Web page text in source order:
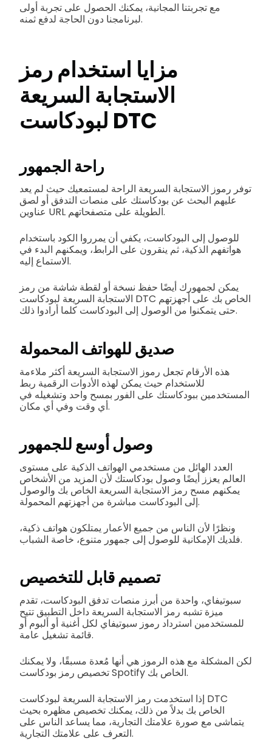
مع تجربتنا المجانية، يمكنك الحصول على تجربة أولى
لبرنامجنا دون الحاجة لدفع ثمنه.
مزايا استخدام رمز
الاستجابة السريعة
لبودكاست DTC
راحة الجمهور
توفر رموز الاستجابة السريعة الراحة لمستمعيك حيث لم يعد
عليهم البحث عن بودكاستك على منصات التدفق أو لصق
عناوين URL الطويلة على متصفحاتهم.
للوصول إلى البودكاست، يكفي أن يمرروا الكود باستخدام
هواتفهم الذكية، ثم ينقرون على الرابط، ويمكنهم البدء في
الاستماع إليه.
يمكن لجمهورك أيضًا حفظ نسخة أو لقطة شاشة من رمز
الاستجابة السريعة لبودكاست DTC الخاص بك على أجهزتهم
حتى يتمكنوا من الوصول إلى البودكاست كلما أرادوا ذلك.
صديق للهواتف المحمولة
هذه الأرقام تجعل رموز الاستجابة السريعة أكثر ملاءمة
للاستخدام حيث يمكن لهذه الأدوات الرقمية ربط
المستخدمين ببودكاستك على الفور بمسح واحد وتشغيله في
أي وقت وفي أي مكان.
وصول أوسع للجمهور
العدد الهائل من مستخدمي الهواتف الذكية على مستوى
العالم يعزز أيضًا وصول بودكاستك لأن المزيد من الأشخاص
يمكنهم مسح رمز الاستجابة السريعة الخاص بك والوصول
إلى البودكاست مباشرة من أجهزتهم المحمولة.
ونظرًا لأن الناس من جميع الأعمار يمتلكون هواتف ذكية،
فلديك الإمكانية للوصول إلى جمهور متنوع، خاصة الشباب.
تصميم قابل للتخصيص
سبوتيفاي، واحدة من أبرز منصات تدفق البودكاست، تقدم
ميزة تشبه رمز الاستجابة السريعة داخل التطبيق تتيح
للمستخدمين استرداد رموز سبوتيفاي لكل أغنية أو ألبوم أو
قائمة تشغيل عامة.
لكن المشكلة مع هذه الرموز هي أنها مُعدة مسبقًا، ولا يمكنك
تخصيص رمز بودكاست Spotify الخاص بك.
إذا استخدمت رمز الاستجابة السريعة لبودكاست DTC
الخاص بك بدلاً من ذلك، يمكنك تخصيص مظهره بحيث
يتماشى مع صورة علامتك التجارية، مما يساعد الناس على
التعرف على علامتك التجارية.